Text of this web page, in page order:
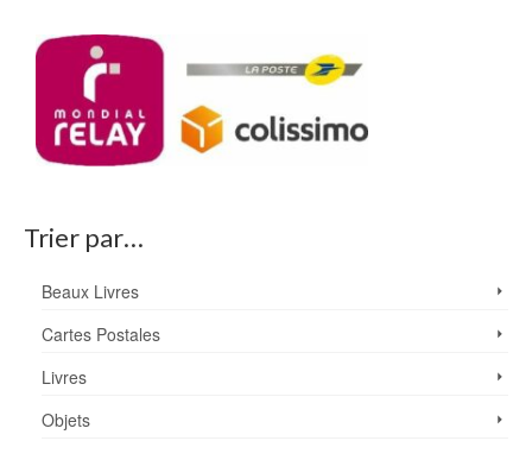
Trier par…
Beaux Livres
Cartes Postales
Livres
Objets